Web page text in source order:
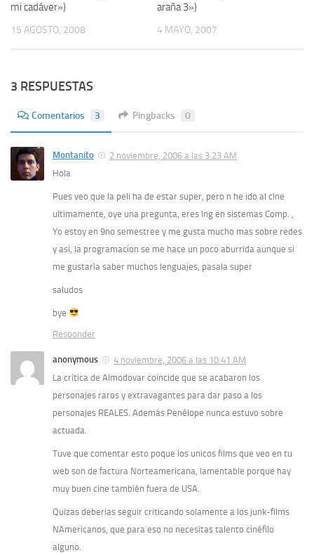
mi cadáver»)
15 AGOSTO, 2008
araña 3»)
4 MAYO, 2007
3 RESPUESTAS
Comentarios 3 Pingbacks 0
Montanito
2 noviembre, 2006 a las 3:23 AM
Hola
Pues veo que la peli ha de estar super, pero n he ido al cine
ultimamente, oye una pregunta, eres Ing en sistemas Comp. ,
Yo estoy en 9no semestree y me gusta mucho mas sobre redes
y asi, la programacion se me hace un poco aburrida aunque si
me gustarìa saber muchos lenguajes, pasala super
saludos
bye
Responder
anonymous
4 noviembre, 2006 a las 10:41 AM
La crítica de Almodovar coincide que se acabaron los
personajes raros y extravagantes para dar paso a los
personajes REALES. Además Penélope nunca estuvo sobre
actuada.
Tuve que comentar esto poque los unicos films que veo en tu
web son de factura Norteamericana, lamentable porque hay
muy buen cine también fuera de USA.
Quizas deberias seguir criticando solamente a los junk-films
NAmericanos, que para eso no necesitas talento cinéfilo
alguno.